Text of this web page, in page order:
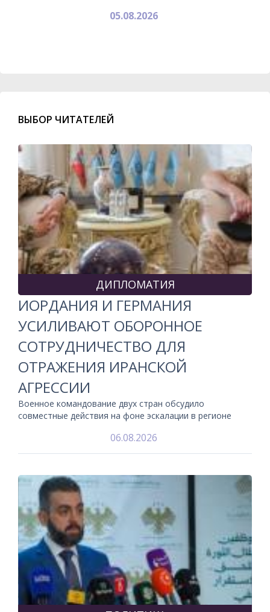
05.08.2026
ВЫБОР ЧИТАТЕЛЕЙ
ДИПЛОМАТИЯ
ИОРДАНИЯ И ГЕРМАНИЯ
УСИЛИВАЮТ ОБОРОННОЕ
СОТРУДНИЧЕСТВО ДЛЯ
ОТРАЖЕНИЯ ИРАНСКОЙ
АГРЕССИИ
Военное командование двух стран обсудило
совместные действия на фоне эскалации в регионе
06.08.2026